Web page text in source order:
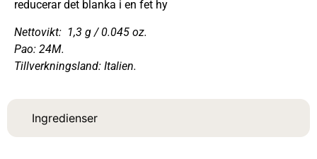
Ingredienser
reducerar det blanka i en fet hy
Nettovikt: 1,3 g / 0.045 oz.
Pao: 24M.
Tillverkningsland: Italien.